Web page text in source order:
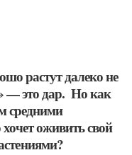
растут далеко не
— это дар. Но как
средними
хочет оживить свой